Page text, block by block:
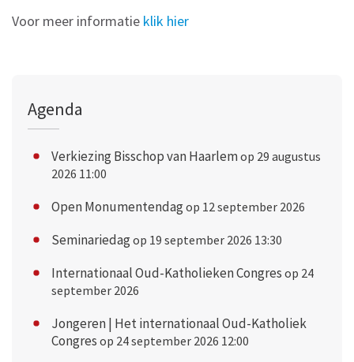
Voor meer informatie klik hier
Agenda
Verkiezing Bisschop van Haarlemop 29 augustus
2026 11:00
Open Monumentendagop 12 september 2026
Seminariedagop 19 september 2026 13:30
Internationaal Oud-Katholieken Congres op 24
september 2026
Jongeren | Het internationaal Oud-Katholiek
Congres op 24 september 2026 12:00